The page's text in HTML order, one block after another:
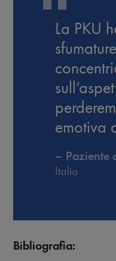
La PKU
emotiva
– Paziente
Italia
Bibliografia: